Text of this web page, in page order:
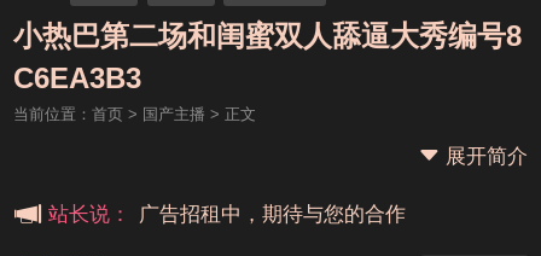
小热巴
小热巴第二场和闺蜜双人舔逼大秀编号8
C6EA3B3
当前位置： 首页> 国产主播 > 正文
展开简介
站长说： 广告招租中，期待与您的合作